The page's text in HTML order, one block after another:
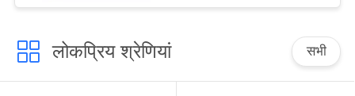
लोकप्रिय श्रेणियां सभी